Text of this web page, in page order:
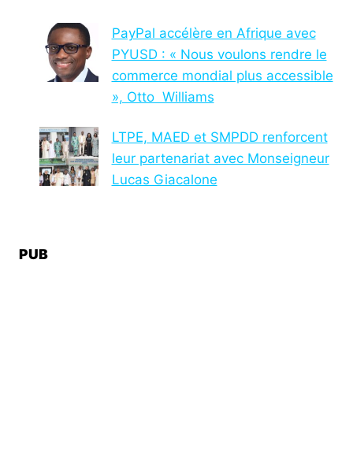
PayPal accélère en Afrique avec
PYUSD : « Nous voulons rendre le
commerce mondial plus accessible
», Otto Williams
LTPE, MAED et SMPDD renforcent
leur partenariat avec Monseigneur
Lucas Giacalone
PUB